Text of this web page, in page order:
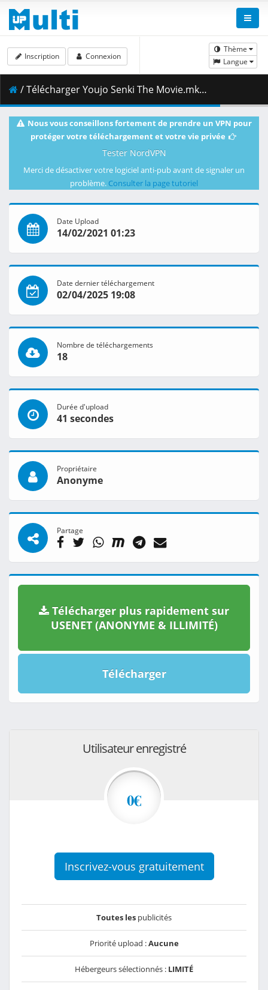
Thème
Langue
Inscription Connexion
/ Télécharger Youjo Senki The Movie.mkv.005 ( 492.98 MB )
Nous vous conseillons fortement de prendre un VPN pour
protéger votre téléchargement et votre vie privée
Tester NordVPN
Merci de désactiver votre logiciel anti-pub avant de signaler un
problème. Consulter la page tutoriel
Date Upload
14/02/2021 01:23
Date dernier téléchargement
02/04/2025 19:08
Nombre de téléchargements
18
Durée d'upload
41 secondes
Propriétaire
Anonyme
Partage
Télécharger plus rapidement sur
USENET (ANONYME & ILLIMITÉ)
Télécharger
Utilisateur enregistré
0€
Inscrivez-vous gratuitement
Toutes les publicités
Priorité upload :Aucune
Hébergeurs sélectionnés : LIMITÉ